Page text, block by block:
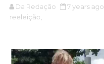
Da Redação 7 years ago
reeleição,